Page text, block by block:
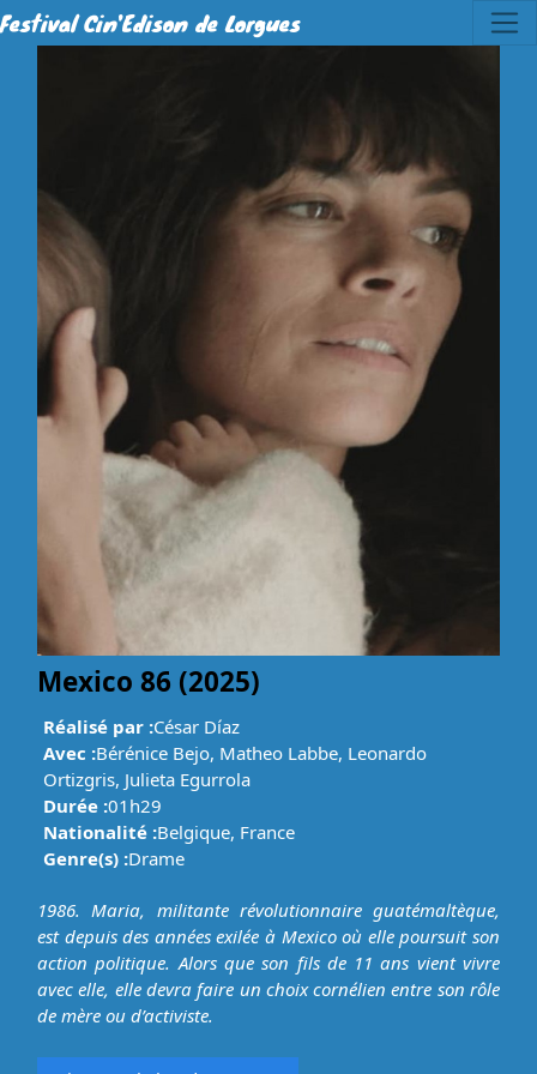
Festival Cin'Edison de Lorgues
Mexico 86 (2025)
Réalisé par :César Díaz
Avec :Bérénice Bejo, Matheo Labbe, Leonardo
Ortizgris, Julieta Egurrola
Durée :01h29
Nationalité :Belgique, France
Genre(s) :Drame
1986. Maria, militante révolutionnaire guatémaltèque,
est depuis des années exilée à Mexico où elle poursuit son
action politique. Alors que son fils de 11 ans vient vivre
avec elle, elle devra faire un choix cornélien entre son rôle
de mère ou d’activiste.